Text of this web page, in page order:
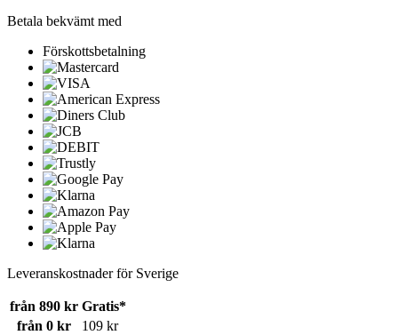
Betala bekvämt med
Förskottsbetalning
Leveranskostnader för Sverige
från 890 kr Gratis*
från 0 kr
109 kr